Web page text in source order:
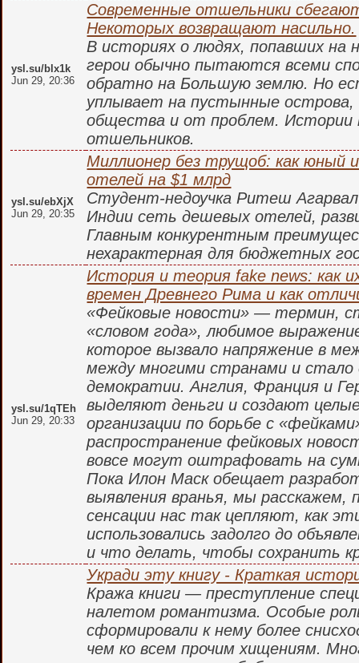
ysl.su/blx1k
Jun 29, 20:36
Современные отшельники
Некоторых возвращают насильно.
В историях о людях, попавших на
герои обычно пытаются всеми
обратно на Большую землю. Но
уплывает на пустынные
общества и от проблем. Истории
отшельников.
ysl.su/ebXjX
Jun 29, 20:35
Миллионер без трущоб: как юный
отелей на $1 млрд
Студент-недоучка Ритеш
Индии сеть дешевых отелей,
Главным конкурентным
нехарактерная для бюджетных
ysl.su/1qTEh
Jun 29, 20:33
История и теория fake news: как
времен Древнего Рима и как
«Фейковые новости» — термин,
«словом года», любимое
которое вызвало напряжение в
между многими странами и стало
демократии. Англия, Франция и
выделяют деньги и создают
организации по борьбе с
распространение фейковых
вовсе могут оштрафовать на
Пока Илон Маск обещает
выявления вранья, мы расскажем,
сенсации нас так цепляют, как
использовались задолго до
и что делать, чтобы сохранить
Укради эту книгу - Краткая
Кража книги — преступление
налетом романтизма. Особые
сформировали к нему более
чем ко всем прочим хищениям.